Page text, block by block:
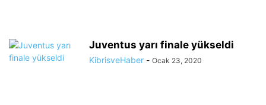
Juventus yarı finale yükseldi
KibrisveHaber - Ocak 23, 2020